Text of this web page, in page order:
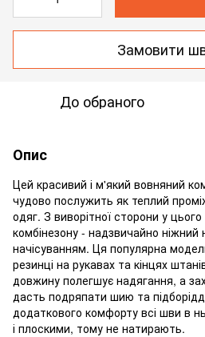
Замовити
До обраного
Опис
Цей красивий і м'який вовняний
чудово послужить як теплий
одяг. З виворітної сторони у
комбінезону - надзвичайно ніжний
начісуванням. Ця популярна
резинці на рукавах та кінцях
довжину полегшує надягання, а
дасть подряпати шию та
додаткового комфорту всі шви в
і плоскими, тому не натирають.